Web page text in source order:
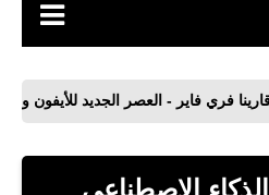
رياضة
مواقع
- العصر الجديد للأيفون والأندرويد
الاصطناعي